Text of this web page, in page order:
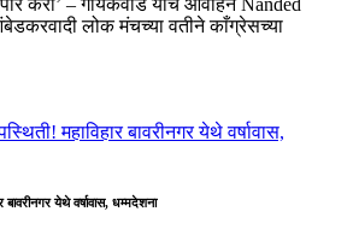
करा’ – गायकवाड यांचे आवाहन Nanded
लोक मंचच्या वतीने काँग्रेसच्या
बावरीनगर येथे वर्षावास, धम्मदेशना